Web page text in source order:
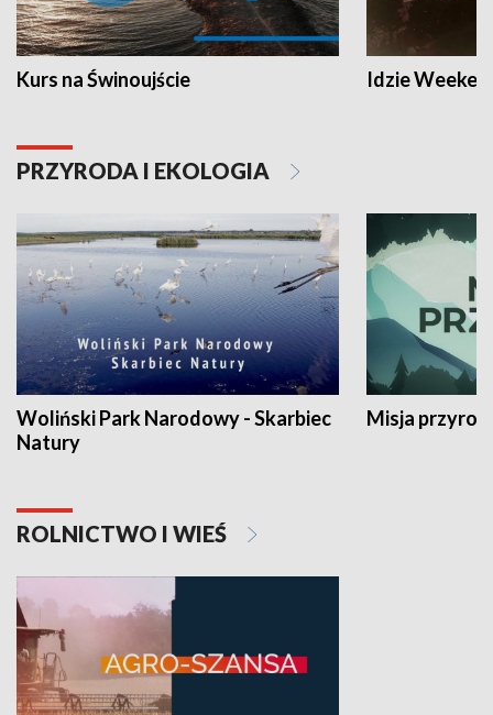
Kurs na Świnoujście Idzie
PRZYRODA I EKOLOGIA
Woliński Park Narodowy - Skarbiec
Natury
Misja
ROLNICTWO I WIEŚ